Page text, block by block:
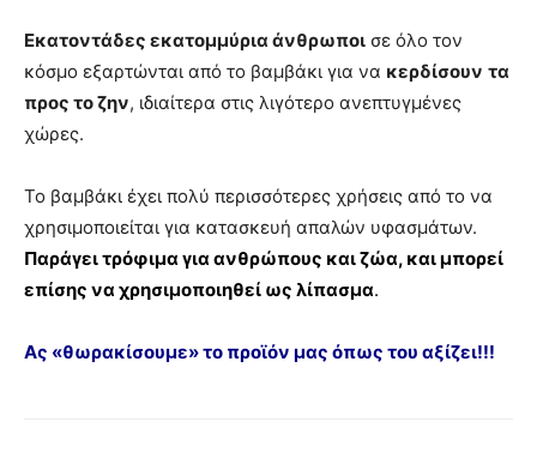
Εκατοντάδες εκατομμύρια άνθρωποι σε όλο τον
κόσμο εξαρτώνται από το βαμβάκι για να κερδίσουν τα
προς το ζην, ιδιαίτερα στις λιγότερο ανεπτυγμένες
χώρες.
Το βαμβάκι έχει πολύ περισσότερες χρήσεις από το να
χρησιμοποιείται για κατασκευή απαλών υφασμάτων.
Παράγει τρόφιμα για ανθρώπους και ζώα, και μπορεί
επίσης να χρησιμοποιηθεί ως λίπασμα.
Ας «θωρακίσουμε» το προϊόν μας όπως του αξίζει!!!